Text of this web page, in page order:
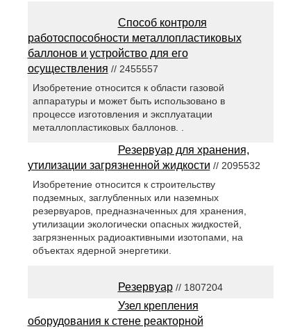
Способ контроля
работоспособности металлопластиковых
баллонов и устройство для его
осуществления // 2455557
Изобретение относится к области газовой
аппаратуры и может быть использовано в
процессе изготовления и эксплуатации
металлопластиковых баллонов. .
Резервуар для хранения,
утилизации загрязненной жидкости // 2095532
Изобретение относится к строительству
подземных, заглубленных или наземных
резервуаров, предназначенных для хранения,
утилизации экологически опасных жидкостей,
загрязненных радиоактивными изотопами, на
объектах ядерной энергетики.
Резервуар// 1807204
Узел крепления
оборудования к стене реакторной